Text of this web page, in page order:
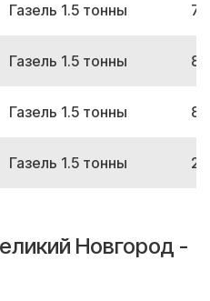
Газель 1.5 тонны
Газель 1.5 тонны
Газель 1.5 тонны
Газель 1.5 тонны
Новгород -